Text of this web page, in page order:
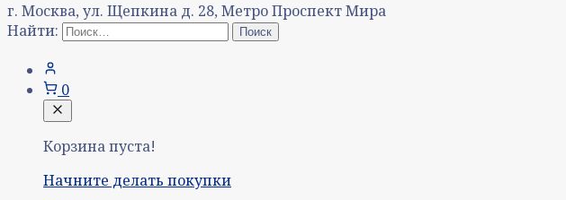
г. Москва, ул. Щепкина д. 28, Метро Проспект Мира
Найти:
0
Корзина пуста!
Начните делать покупки